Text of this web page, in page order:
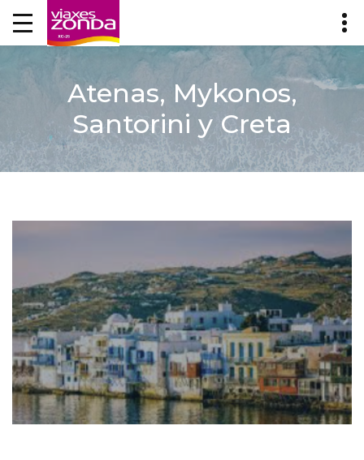
Atenas, Mykonos,
Santorini y Creta